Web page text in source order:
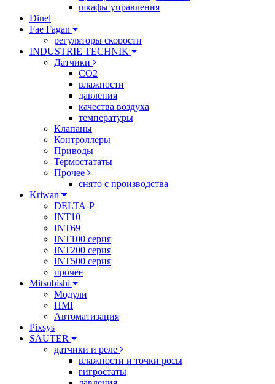
шкафы управления
Dinel
Fae Fagan
регуляторы скорости
INDUSTRIE TECHNIK
Датчики
CO2
влажности
давления
качества воздуха
температуры
Клапаны
Контроллеры
Приводы
Термостататы
Прочее
снято с производства
Kriwan
DELTA-P
INT10
INT69
INT100 серия
INT200 серия
INT500 серия
прочее
Mitsubishi
Модули
HMI
Автоматизация
Pixsys
SAUTER
датчики и реле
влажности и точки росы
гигростаты